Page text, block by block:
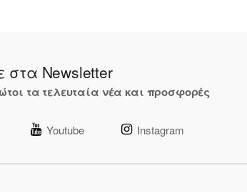
στα Newsletter
τα τελευταία νέα και προσφορές
Youtube Instagram